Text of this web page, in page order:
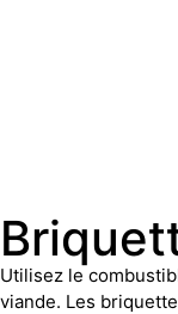
Utilisez le
viande. Les